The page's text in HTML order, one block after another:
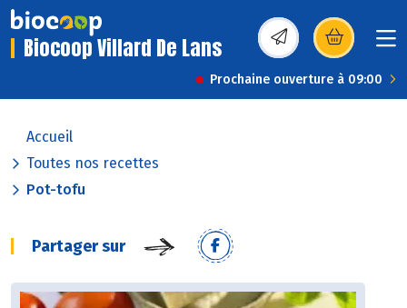
Biocoop Villard De Lans (s’ouvre dans une
Prochaine ouverture à 09:00
Accueil
Toutes nos recettes
Pot-tofu
Partager sur